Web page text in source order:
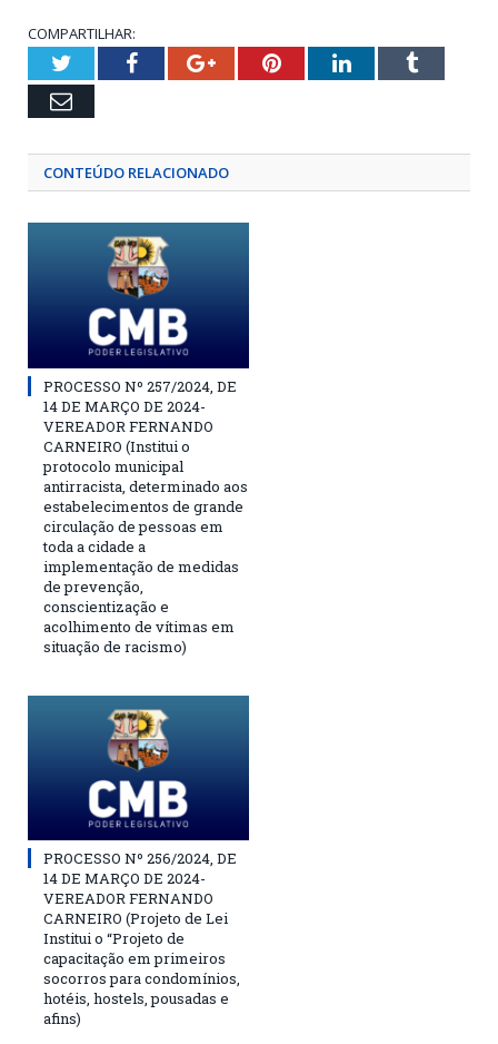
COMPARTILHAR:
TwitterFacebookGoogle+PinterestLinkedInTumblr
Email
CONTEÚDO RELACIONADO
PROCESSO Nº 257/2024, DE
14 DE MARÇO DE 2024-
VEREADOR FERNANDO
CARNEIRO (Institui o
protocolo municipal
antirracista, determinado aos
estabelecimentos de grande
circulação de pessoas em
toda a cidade a
implementação de medidas
de prevenção,
conscientização e
acolhimento de vítimas em
situação de racismo)
PROCESSO Nº 256/2024, DE
14 DE MARÇO DE 2024-
VEREADOR FERNANDO
CARNEIRO (Projeto de Lei
Institui o “Projeto de
capacitação em primeiros
socorros para condomínios,
hotéis, hostels, pousadas e
afins)